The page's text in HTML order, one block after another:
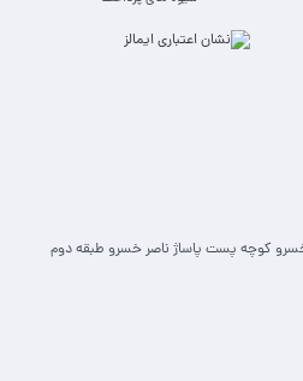
خسرو کوچه پست پاساژ ناصر خسرو طبقه دوم